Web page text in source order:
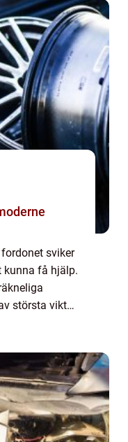
sviker
kunna få hjälp.
största vikt